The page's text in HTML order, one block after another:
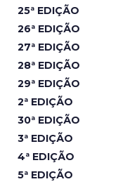
25ª EDIÇÃO
26ª EDIÇÃO
27ª EDIÇÃO
28ª EDIÇÃO
29ª EDIÇÃO
2ª EDIÇÃO
30ª EDIÇÃO
3ª EDIÇÃO
4ª EDIÇÃO
5ª EDIÇÃO